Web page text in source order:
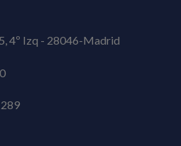
4º Izq - 28046-Madrid